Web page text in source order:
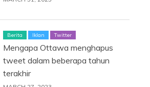
Berita Iklan Twitter
Mengapa Ottawa menghapus
tweet dalam beberapa tahun
terakhir